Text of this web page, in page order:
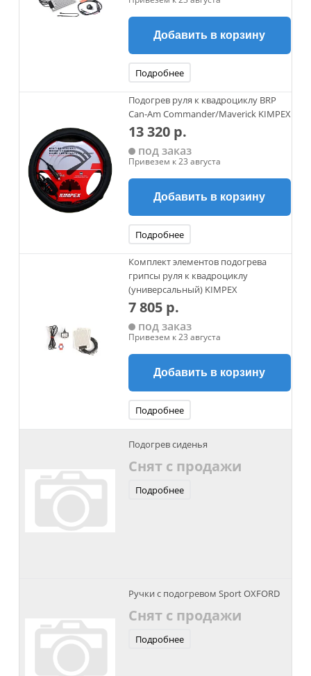
Добавить в корзину
Подробнее
Подогрев руля к квадроциклу BRP
Can-Am Commander/Maverick KIMPEX
13 320 р.
под заказ
Привезем к 23 августа
Добавить в корзину
Подробнее
Комплект элементов подогрева
грипсы руля к квадроциклу
(универсальный) KIMPEX
7 805 р.
под заказ
Привезем к 23 августа
Добавить в корзину
Подробнее
Подогрев сиденья
Снят с продажи
Подробнее
Ручки с подогревом Sport OXFORD
Снят с продажи
Подробнее